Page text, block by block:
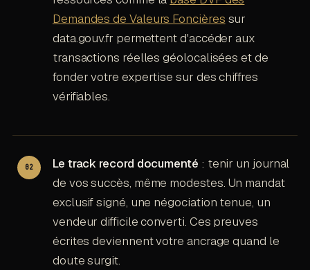
Demandes de Valeurs Foncières sur
data.gouv.fr permettent d'accéder aux
transactions réelles géolocalisées et de
fonder votre expertise sur des chiffres
vérifiables.
Le track record documenté : tenir un journal
de vos succès, même modestes. Un mandat
exclusif signé, une négociation tenue, un
vendeur difficile converti. Ces preuves
écrites deviennent votre ancrage quand le
doute surgit.